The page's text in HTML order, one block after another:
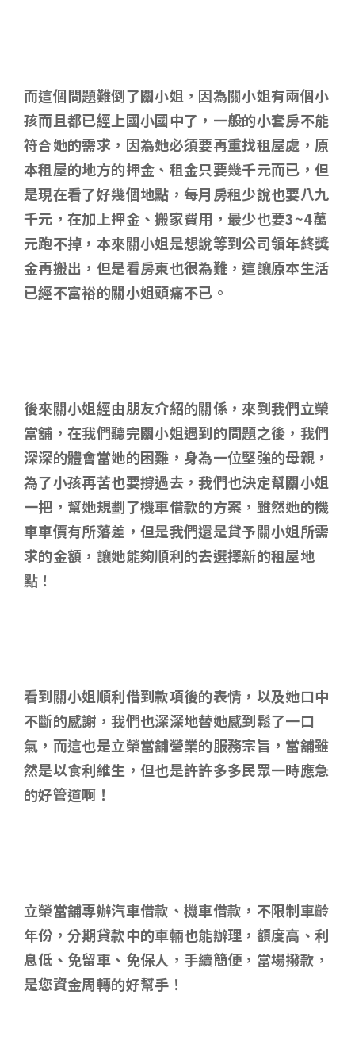
而這個問題難倒了關小姐，因為關小姐有兩個小
孩而且都已經上國小國中了，一般的小套房不能
符合她的需求，因為她必須要再重找租屋處，原
本租屋的地方的押金、租金只要幾千元而已，但
是現在看了好幾個地點，每月房租少說也要八九
千元，在加上押金、搬家費用，最少也要3~4萬
元跑不掉，本來關小姐是想說等到公司領年終獎
金再搬出，但是看房東也很為難，這讓原本生活
已經不富裕的關小姐頭痛不已。
後來關小姐經由朋友介紹的關係，來到我們立榮
當舖，在我們聽完關小姐遇到的問題之後，我們
深深的體會當她的困難，身為一位堅強的母親，
為了小孩再苦也要撐過去，我們也決定幫關小姐
一把，幫她規劃了機車借款的方案，雖然她的機
車車價有所落差，但是我們還是貸予關小姐所需
求的金額，讓她能夠順利的去選擇新的租屋地
點！
看到關小姐順利借到款項後的表情，以及她口中
不斷的感謝，我們也深深地替她感到鬆了一口
氣，而這也是立榮當舖營業的服務宗旨，當舖雖
然是以食利維生，但也是許許多多民眾一時應急
的好管道啊！
立榮當舖專辦汽車借款、機車借款，不限制車齡
年份，分期貸款中的車輛也能辦理，額度高、利
息低、免留車、免保人，手續簡便，當場撥款，
是您資金周轉的好幫手！